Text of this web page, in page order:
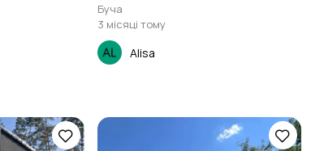
Буча
3 місяці тому
Alisa